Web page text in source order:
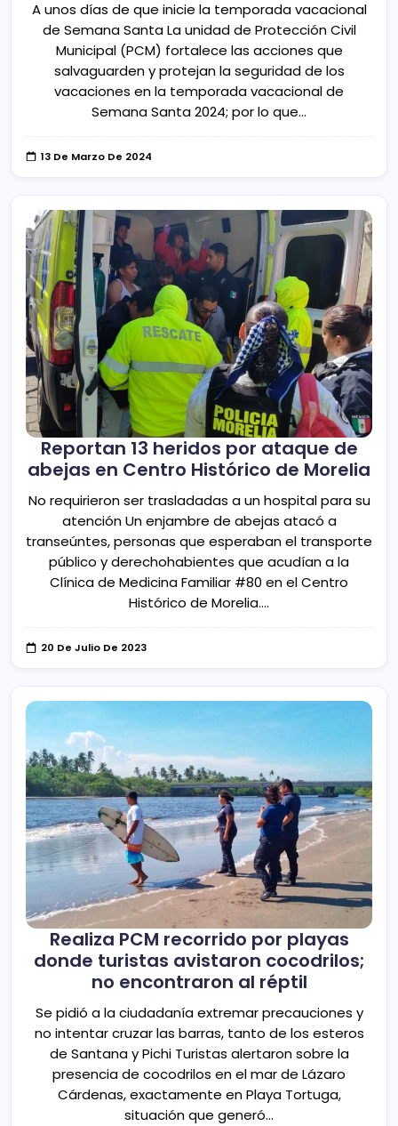
A unos días de que inicie la temporada vacacional
de Semana Santa La unidad de Protección Civil
Municipal (PCM) fortalece las acciones que
salvaguarden y protejan la seguridad de los
vacaciones en la temporada vacacional de
Semana Santa 2024; por lo que…
13 De Marzo De 2024
Reportan 13 heridos por ataque de
abejas en Centro Histórico de Morelia
No requirieron ser trasladadas a un hospital para su
atención Un enjambre de abejas atacó a
transeúntes, personas que esperaban el transporte
público y derechohabientes que acudían a la
Clínica de Medicina Familiar #80 en el Centro
Histórico de Morelia.…
20 De Julio De 2023
Realiza PCM recorrido por playas
donde turistas avistaron cocodrilos;
no encontraron al réptil
Se pidió a la ciudadanía extremar precauciones y
no intentar cruzar las barras, tanto de los esteros
de Santana y Pichi Turistas alertaron sobre la
presencia de cocodrilos en el mar de Lázaro
Cárdenas, exactamente en Playa Tortuga,
situación que generó…